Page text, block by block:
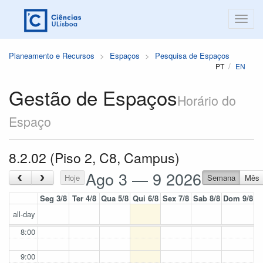
Planeamento e Recursos Espaços Pesquisa de Espaços
PT EN
Gestão de EspaçosHorário do
Espaço
8.2.02 (Piso 2, C8, Campus)
‹ › Hoje Ago 3 — 9 2026 Semana
Mês
Seg 3/8 Ter 4/8 Qua 5/8 Qui 6/8 Sex 7/8 Sab 8/8 Dom 9/8
all-day
8:00
9:00